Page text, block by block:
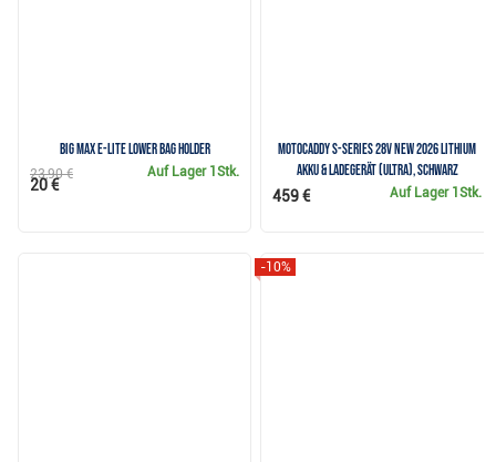
Big Max e-Lite Lower Bag Holder
Auf Lager 1Stk.
23,90 €
20 €
Motocaddy S-Series 28V NEW 2026 Lithium
Akku & Ladegerät (ULTRA), schwarz
Auf Lager 1Stk.
459 €
-10%